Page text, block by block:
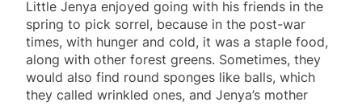
Little Jenya enjoyed going with his friends in the
spring to pick sorrel, because in the post-war
times, with hunger and cold, it was a staple food,
along with other forest greens. Sometimes, they
would also find round sponges like balls, which
they called wrinkled ones, and Jenya’s mother